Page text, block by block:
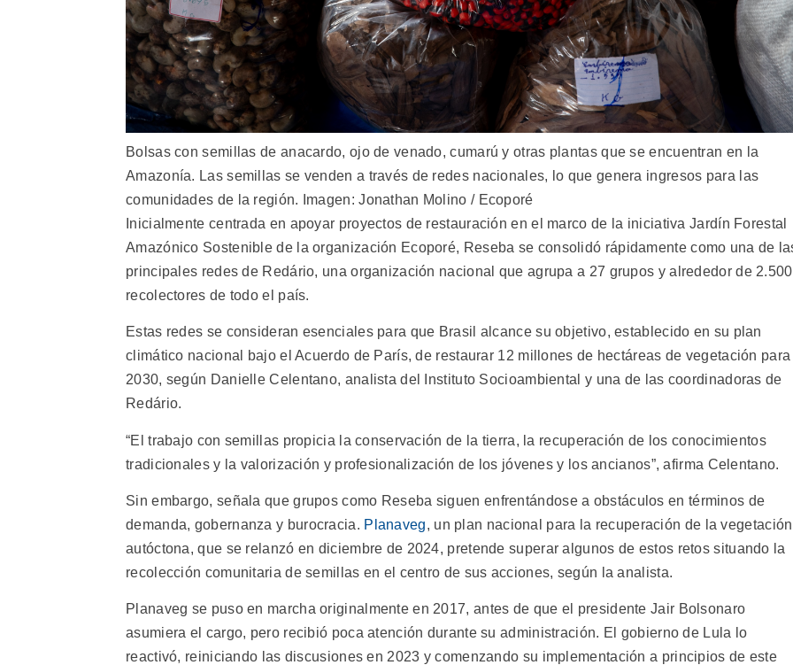
Bolsas con semillas de anacardo, ojo de venado, cumarú y otras plantas que se encuentran en la
Amazonía. Las semillas se venden a través de redes nacionales, lo que genera ingresos para las
comunidades de la región. Imagen: Jonathan Molino / Ecoporé
Inicialmente centrada en apoyar proyectos de restauración en el marco de la iniciativa Jardín Forestal
Amazónico Sostenible de la organización Ecoporé, Reseba se consolidó rápidamente como una de
principales redes de Redário, una organización nacional que agrupa a 27 grupos y alrededor de 2.500
recolectores de todo el país.
Estas redes se consideran esenciales para que Brasil alcance su objetivo, establecido en su plan
climático nacional bajo el Acuerdo de París, de restaurar 12 millones de hectáreas de vegetación para
2030, según Danielle Celentano, analista del Instituto Socioambiental y una de las coordinadoras de
Redário.
“El trabajo con semillas propicia la conservación de la tierra, la recuperación de los conocimientos
tradicionales y la valorización y profesionalización de los jóvenes y los ancianos”, afirma Celentano.
Sin embargo, señala que grupos como Reseba siguen enfrentándose a obstáculos en términos de
demanda, gobernanza y burocracia. Planaveg, un plan nacional para la recuperación de la vegetación
autóctona, que se relanzó en diciembre de 2024, pretende superar algunos de estos retos situando la
recolección comunitaria de semillas en el centro de sus acciones, según la analista.
Planaveg se puso en marcha originalmente en 2017, antes de que el presidente Jair Bolsonaro
asumiera el cargo, pero recibió poca atención durante su administración. El gobierno de Lula lo
reactivó, reiniciando las discusiones en 2023 y comenzando su implementación a principios de este